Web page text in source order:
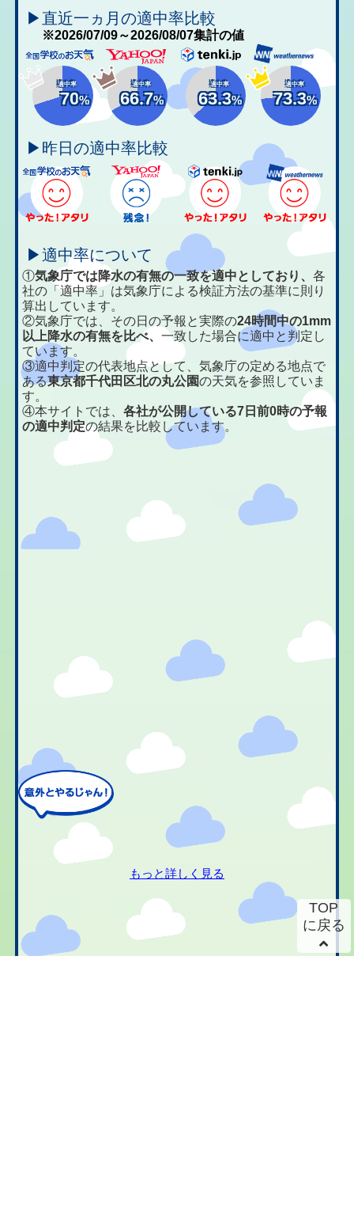
▶直近一ヵ月の適中率比較
※2026/07/09～2026/08/07集計の値
適中率
70%
適中率
66.7%
適中率
63.3%
適中率
73.3%
▶昨日の適中率比較
▶適中率について
①気象庁では降水の有無の一致を適中としており、各
社の「適中率」は気象庁による検証方法の基準に則り
算出しています。
②気象庁では、その日の予報と実際の24時間中の1mm
以上降水の有無を比べ、一致した場合に適中と判定し
ています。
③適中判定の代表地点として、気象庁の定める地点で
ある東京都千代田区北の丸公園の天気を参照していま
す。
④本サイトでは、各社が公開している7日前0時の予報
の適中判定の結果を比較しています。
もっと詳しく見る
TOP
に戻る